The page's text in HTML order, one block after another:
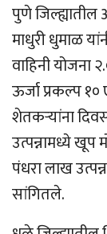
पुणे
माधुरी धुमाळ
वाहिनी योजना
ऊर्जा प्रकल्प
शेतकऱ्यांना
उत्पन्नामध्ये खूप
पंधरा लाख
सांगितले.